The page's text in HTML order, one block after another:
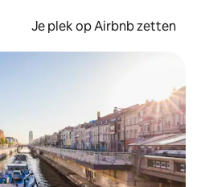
Je plek op Airbnb zetten